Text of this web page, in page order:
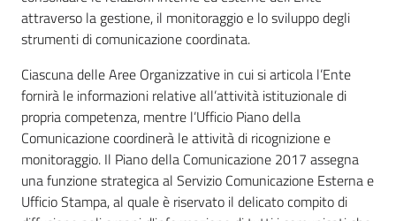
attraverso la gestione, il monitoraggio e lo sviluppo degli
strumenti di comunicazione coordinata.
Ciascuna delle Aree Organizzative in cui si articola l’Ente
fornirà le informazioni relative all’attività istituzionale di
propria competenza, mentre l’Ufficio Piano della
Comunicazione coordinerà le attività di ricognizione e
monitoraggio. Il Piano della Comunicazione 2017 assegna
una funzione strategica al Servizio Comunicazione Esterna e
Ufficio Stampa, al quale è riservato il delicato compito di